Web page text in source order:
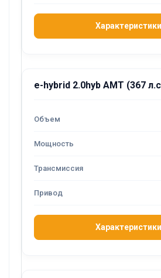
Характеристики
e-hybrid 2.0hyb AMT (367
Характеристики